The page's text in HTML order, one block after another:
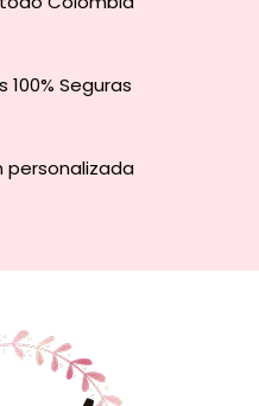
100% Seguras
personalizada